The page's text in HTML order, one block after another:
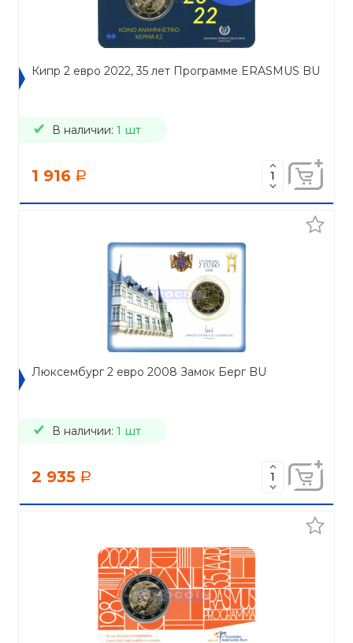
Кипр 2 евро 2022, 35 лет Программе ERASMUS BU
В наличии: 1 шт
1 916 a
Люксембург 2 евро 2008 Замок Берг BU
В наличии: 1 шт
2 935 a